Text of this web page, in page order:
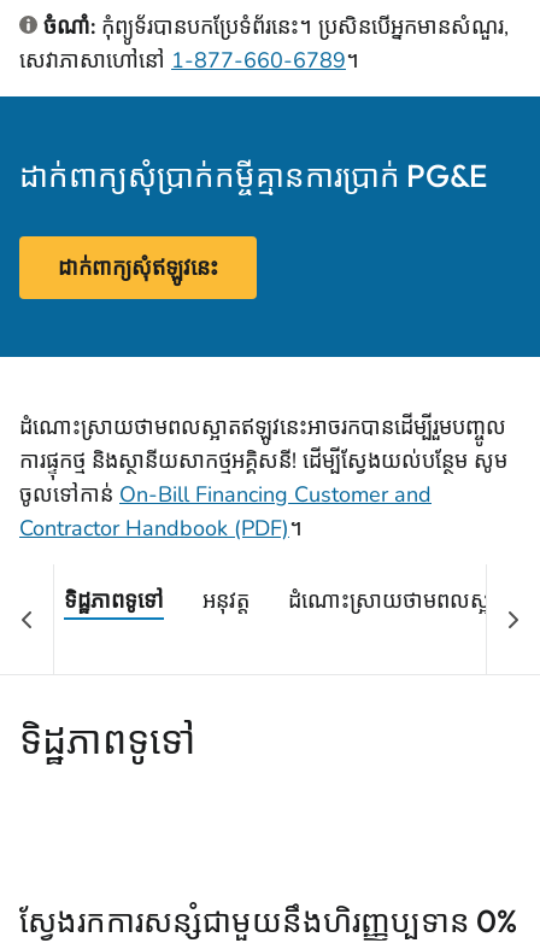
ចំណាំ: កុំព្យូទ័របានបកប្រែទំព័រនេះ។ ប្រសិនបើអ្នកមានសំណួរ,
សេវាភាសាហៅនៅ 1-877-660-6789។
ដាក់ពាក្យសុំប្រាក់កម្ចីគ្មានការប្រាក់ PG&E
ដាក់​ពាក្យ​សុំ​ឥឡូវនេះ
ដំណោះស្រាយថាមពលស្អាតឥឡូវនេះអាចរកបានដើម្បីរួមបញ្ចូល
ការផ្ទុកថ្ម និងស្ថានីយសាកថ្មអគ្គិសនី! ដើម្បីស្វែងយល់បន្ថែម សូម
ចូលទៅកាន់ On-Bill Financing Customer and
Contractor Handbook (PDF)។
ទិដ្ឋភាពទូទៅ អនុវត្ត ដំណោះស្រាយថាមពលស្អាត
ទិដ្ឋភាពទូទៅ
ស្វែងរកការសន្សំជាមួយនឹងហិរញ្ញប្បទាន 0%